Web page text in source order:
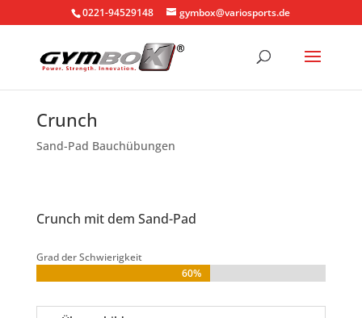
0221-94529148 gymbox@variosports.de
Crunch
Sand-Pad Bauchübungen
Crunch mit dem Sand-Pad
Grad der Schwierigkeit
60%
60%